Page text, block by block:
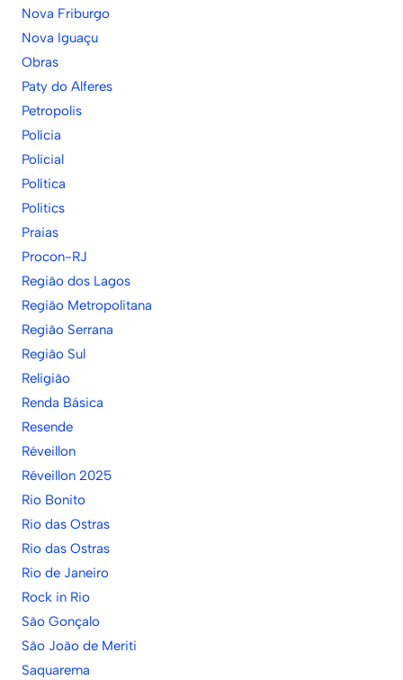
Nova Friburgo
Nova Iguaçu
Obras
Paty do Alferes
Petropolis
Polícia
Policial
Política
Politics
Praias
Procon-RJ
Região dos Lagos
Região Metropolitana
Região Serrana
Região Sul
Religião
Renda Básica
Resende
Réveillon
Réveillon 2025
Rio Bonito
Rio das Ostras
Rio das Ostras
Rio de Janeiro
Rock in Rio
São Gonçalo
São João de Meriti
Saquarema